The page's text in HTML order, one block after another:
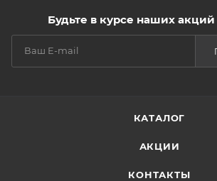
Будьте в курсе наших
КАТАЛОГ
АКЦИИ
КОНТАКТЫ